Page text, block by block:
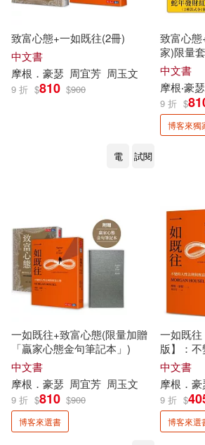
致富心態+一如既往(2冊)
中文書
摩根．豪瑟 周宜芳 周玉文
9 折 $810 $900
電 試閱
致富心
家)限量
包袋」
中文書
摩根‧豪瑟
9 折 $
博客來獨
一如既往+致富心態(限量加贈
「贏家心態金句筆記本」)
中文書
摩根．豪瑟 周宜芳 周玉文
9 折 $810 $900
博客來選書
一如既
版】：
心態
中文書
摩根．豪
9 折 $
博客來選